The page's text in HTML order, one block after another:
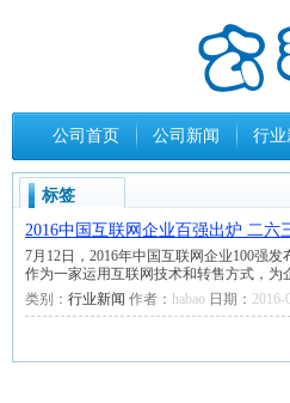
公司首页 公司新闻 行业
标签
2016中国互联网企业百强出炉 二六
7月12日，2016年中国互联网企业100强
作为一家运用互联网技术和转售方式，
类别： 行业新闻 作者： habao 日期： 2016-